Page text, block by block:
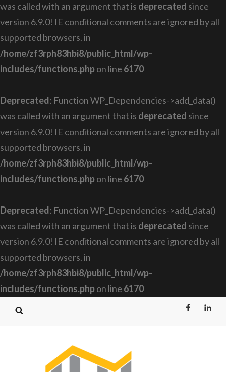
was called with an argument that is deprecated since
version 6.9.0! IE conditional comments are ignored by all
supported browsers. in
/home/zf3rph83hbi8/public_html/wp-
includes/functions.phpon line 6170
Deprecated: Function WP_Dependencies->add_data()
was called with an argument that is deprecated since
version 6.9.0! IE conditional comments are ignored by all
supported browsers. in
/home/zf3rph83hbi8/public_html/wp-
includes/functions.phpon line 6170
Deprecated: Function WP_Dependencies->add_data()
was called with an argument that is deprecated since
version 6.9.0! IE conditional comments are ignored by all
supported browsers. in
/home/zf3rph83hbi8/public_html/wp-
includes/functions.phpon line 6170
Facebook